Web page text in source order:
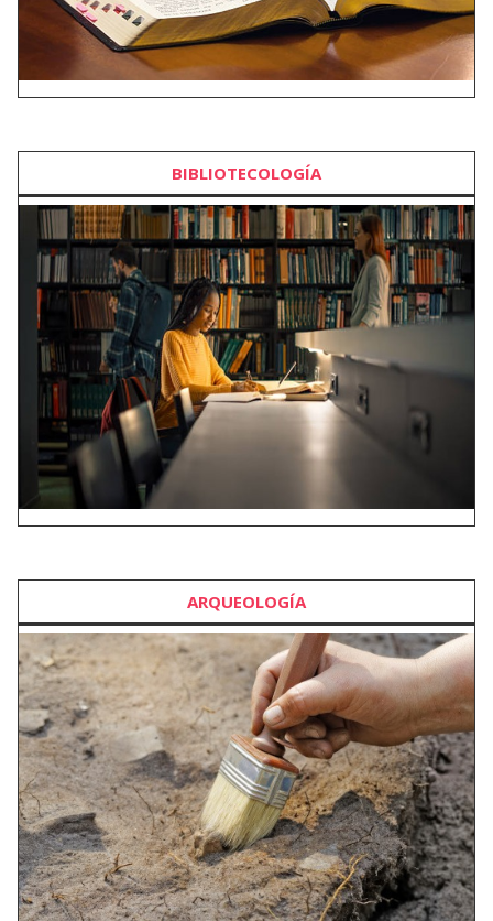
BIBLIOTECOLOGÍA
ARQUEOLOGÍA